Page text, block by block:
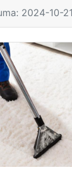
2024-10-